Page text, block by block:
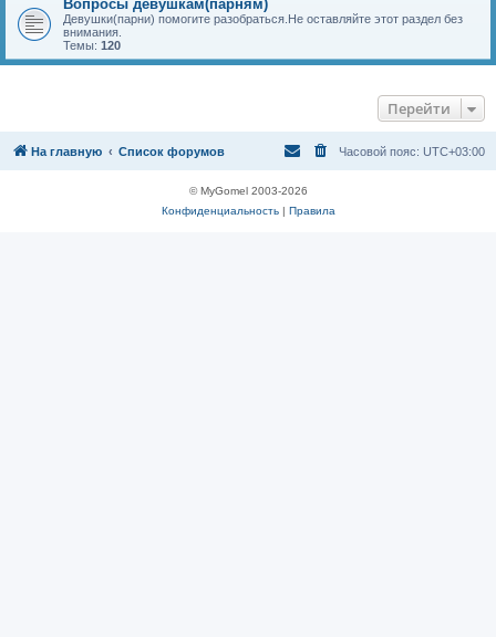
Вопросы девушкам(парням)
Девушки(парни) помогите разобраться.Не оставляйте этот раздел без
внимания.
Темы: 120
Перейти
На главную Список форумов Часовой пояс: UTC+03:00
© MyGomel 2003-2026
Конфиденциальность| Правила